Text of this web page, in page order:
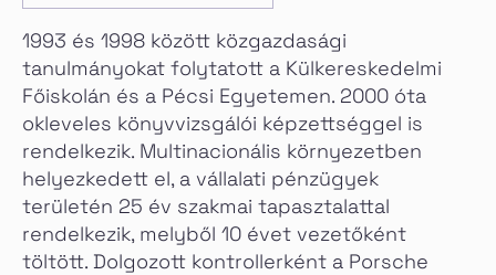
1993 és 1998 között közgazdasági
tanulmányokat folytatott a Külkereskedelmi
Főiskolán és a Pécsi Egyetemen. 2000 óta
okleveles könyvvizsgálói képzettséggel is
rendelkezik. Multinacionális környezetben
helyezkedett el, a vállalati pénzügyek
területén 25 év szakmai tapasztalattal
rendelkezik, melyből 10 évet vezetőként
töltött. Dolgozott kontrollerként a Porsche